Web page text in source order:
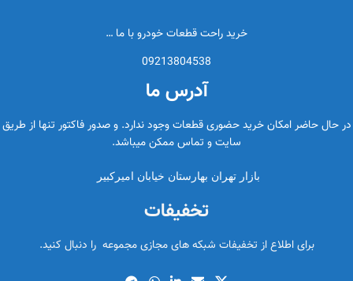
خرید راحت قطعات خودرو با ما …
09213804538
آدرس ما
در حال حاضر امکان خرید حضوری قطعات وجود ندارد. و صدور فاکتور تنها از طریق
سایت و تماس ممکن میباشد.
بازار تهران بهارستان خیابان امیرکبیر
تخفیفات
برای اطلاع از تخفیفات شبکه های مجازی مجموعه را دنبال کنید.